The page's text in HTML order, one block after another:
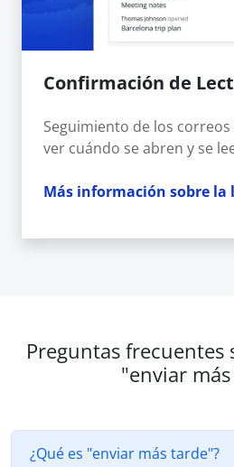
Confirmación de
Seguimiento de los
ver cuándo se abren y se
Más información sobre la
Preguntas frecuentes
"enviar
¿Qué es "enviar más tarde"?